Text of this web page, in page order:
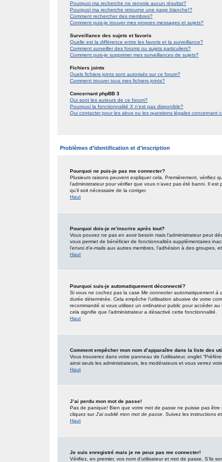
Pourquoi ma recherche ne renvoie aucun résultat?
Pourquoi ma recherche retourne une page blanche!?
Comment rechercher des membres?
Comment puis-je trouver mes propres messages et sujets?
Surveillance des sujets et favoris
Quelle est la différence entre les favoris et la surveillance?
Comment surveiller des forums ou sujets particuliers?
Comment puis-je supprimer mes surveillances de sujets?
Fichiers joints
Quels fichiers joints sont autorisés sur ce forum?
Comment trouver tous mes fichiers joints?
Concernant phpBB 3
Qui sont les auteurs de ce forum?
Pourquoi la fonctionnalité X n’est pas disponible?
Qui contacter pour les abus ou les questions légales concernant
Problèmes d’identification et d’inscription
Pourquoi ne puis-je pas me connecter?
Plusieurs raisons peuvent expliquer cela. Premièrement, vérifiez
l’administrateur pour vérifier que vous n’avez pas été banni. Il
qu’il soit nécessaire de la corriger.
Haut
Pourquoi dois-je m’inscrire après tout?
Vous pouvez ne pas en avoir besoin mais l’administrateur peut
vous permet de bénéficier de fonctionnalités supplémentaires
l’envoi d’e-mails aux autres membres, l’adhésion à des groupes,
Haut
Pourquoi suis-je automatiquement déconnecté?
Si vous ne cochez pas la case Me connecter automatiquement à
durée déterminée. Cela empêche l’utilisation abusive de votre
recommandé si vous utilisez un ordinateur public pour accéder
cela signifie que l’administrateur a désactivé cette fonctionnalité.
Haut
Comment empêcher mon nom d’apparaître dans la liste des
Vous trouverez dans votre panneau de l’utilisateur, onglet
ainsi seuls les administrateurs, les modérateurs et vous verrez
Haut
J’ai perdu mon mot de passe!
Pas de panique! Bien que votre mot de passe ne puisse pas
cliquez surJ’ai oublié mon mot de passe . Suivez les instructions
Haut
Je suis enregistré mais je ne peux pas me connecter!
Vérifiez, en premier, vos nom d’utilisateur et mot de passe. S’ils